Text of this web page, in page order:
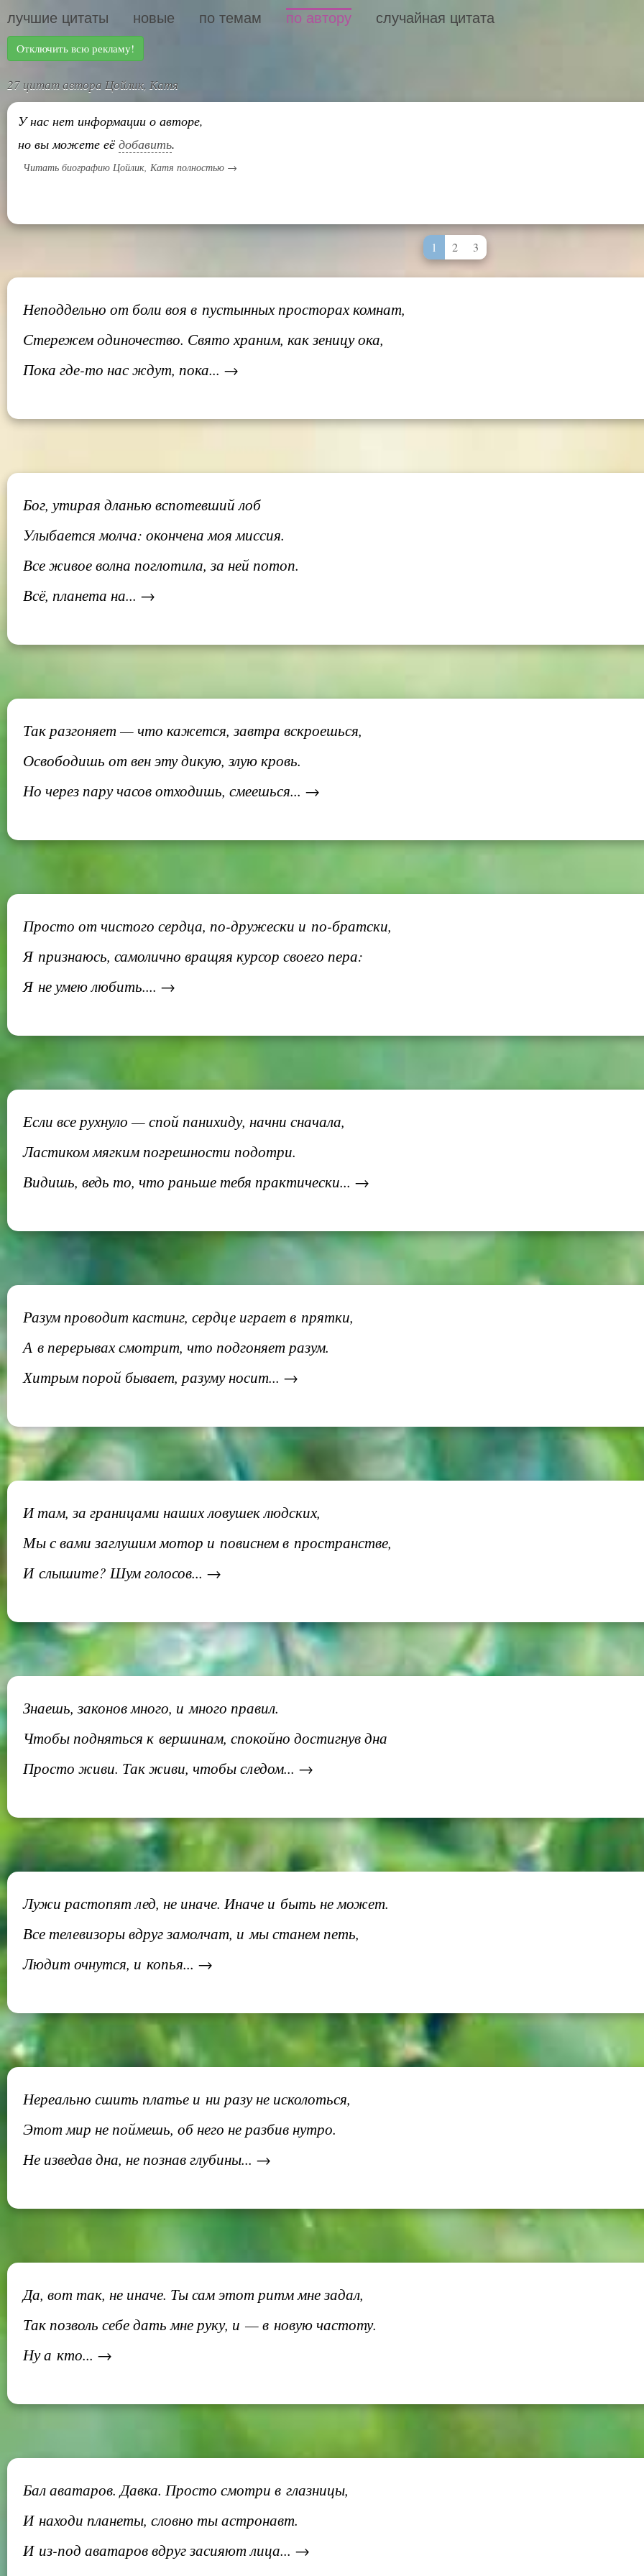
лучшие цитаты новые по темам по автору случайная цитата
Отключить всю рекламу!
27 цитат автора Цойлик, Катя
У нас нет информации о авторе,
но вы можете её добавить.
Читать биографию Цойлик, Катя полностью →
1 2 3
Неподдельно от боли воя в пустынных просторах комнат,
Стережем одиночество. Свято храним, как зеницу ока,
Пока где-то нас ждут, пока... →
Бог, утирая дланью вспотевший лоб
Улыбается молча: окончена моя миссия.
Все живое волна поглотила, за ней потоп.
Всё, планета на... →
Так разгоняет — что кажется, завтра вскроешься,
Освободишь от вен эту дикую, злую кровь.
Но через пару часов отходишь, смеешься... →
Просто от чистого сердца, по-дружески и по-братски,
Я признаюсь, самолично вращяя курсор своего пера:
Я не умею любить.... →
Если все рухнуло — спой панихиду, начни сначала,
Ластиком мягким погрешности подотри.
Видишь, ведь то, что раньше тебя практически... →
Разум проводит кастинг, сердце играет в прятки,
А в перерывах смотрит, что подгоняет разум.
Хитрым порой бывает, разуму носит... →
И там, за границами наших ловушек людских,
Мы с вами заглушим мотор и повиснем в пространстве,
И слышите? Шум голосов... →
Знаешь, законов много, и много правил.
Чтобы подняться к вершинам, спокойно достигнув дна
Просто живи. Так живи, чтобы следом... →
Лужи растопят лед, не иначе. Иначе и быть не может.
Все телевизоры вдруг замолчат, и мы станем петь,
Людит очнутся, и копья... →
Нереально сшить платье и ни разу не исколоться,
Этот мир не поймешь, об него не разбив нутро.
Не изведав дна, не познав глубины... →
Да, вот так, не иначе. Ты сам этот ритм мне задал,
Так позволь себе дать мне руку, и — в новую частоту.
Ну а кто... →
Бал аватаров. Давка. Просто смотри в глазницы,
И находи планеты, словно ты астронавт.
И из-под аватаров вдруг засияют лица... →